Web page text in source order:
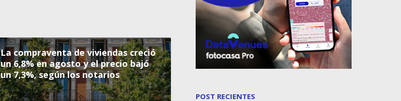
La compraventa de viviendas creció
un 6,8% en agosto y el precio bajó
un 7,3%, según los notarios
POST RECIENTES